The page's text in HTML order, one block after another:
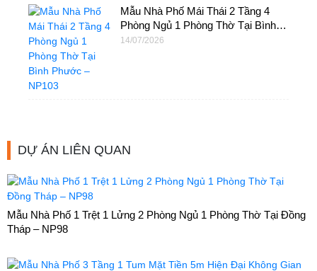
Mẫu Nhà Phố Mái Thái 2 Tầng 4
Phòng Ngủ 1 Phòng Thờ Tại Bình
Phước – NP103
14/07/2026
DỰ ÁN LIÊN QUAN
Mẫu Nhà Phố 1 Trệt 1 Lửng 2 Phòng Ngủ 1 Phòng Thờ Tại Đồng
Tháp – NP98